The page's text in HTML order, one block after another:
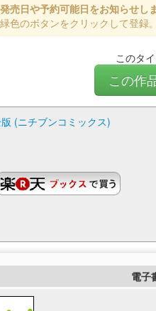
売日や予約可能日をお知らせしま
色のボタンをクリックして登録。
このタ
この作
(ニチブンコミックス)
電子